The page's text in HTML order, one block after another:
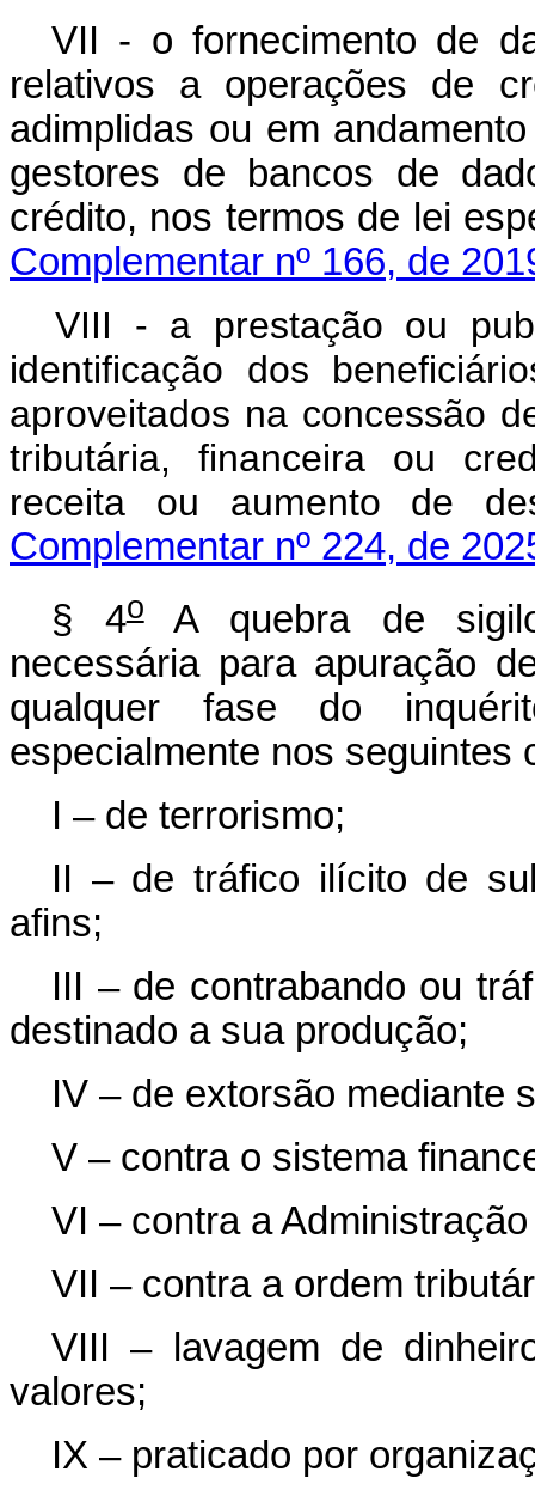
VII - o fornecimento de
relativos a operações de
adimplidas ou em
gestores de bancos de
crédito, nos termos
Complementar nº 166, de
VIII - a prestação ou
identificação dos
aproveitados na concessão
tributária, financeira ou
receita ou aumento
Complementar nº 224, de
§ 4oA quebra de
necessária para apuração
qualquer fase do
especialmente nos seguintes
I – de terrorismo;
II – de tráfico ilícito de
afins;
III – de contrabando ou
destinado a sua produção;
IV – de extorsão mediante
V – contra o sistema
VI – contra a
VII – contra a ordem
VIII – lavagem de
valores;
IX – praticado por